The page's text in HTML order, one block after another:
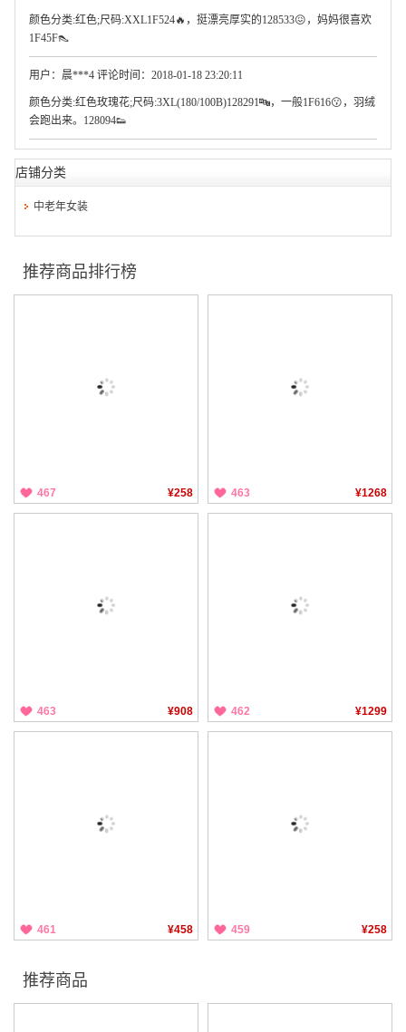
颜色分类:红色;尺码:XXL1F524🔥，挺漂亮厚实的128533😖，妈妈很喜欢
1F45F👠
用户：晨***4 评论时间：2018-01-18 23:20:11
颜色分类:红色玫瑰花;尺码:3XL(180/100B)128291🔤，一般1F616😗，羽绒
会跑出来。128094👟
店铺分类
中老年女装
推荐商品排行榜
467 ¥258 463 ¥1268
463 ¥908 462 ¥1299
461 ¥458 459 ¥258
推荐商品